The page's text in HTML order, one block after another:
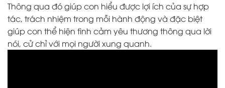
Thông qua đó giúp con hiểu được lợi ích của sự hợp
tác, trách nhiệm trong mỗi hành động và đặc biệt
giúp con thể hiện tình cảm yêu thương thông qua lời
nói, cử chỉ với mọi người xung quanh.